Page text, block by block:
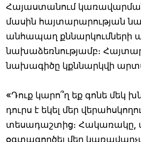
Հայաստանում
մասին հայտարարության
անհապաղ քննարկումների
նախաձեռնությամբ։
նախագիծը կքննարկվի
«Դուք կարո՞ղ եք գոնե մեկ
դուրս է եկել մեր
տեսադաշտից։ Հակառակը,
օգտագործել մեր